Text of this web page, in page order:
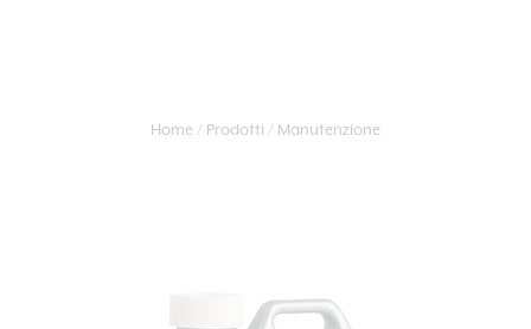
Home Prodotti Manutenzione